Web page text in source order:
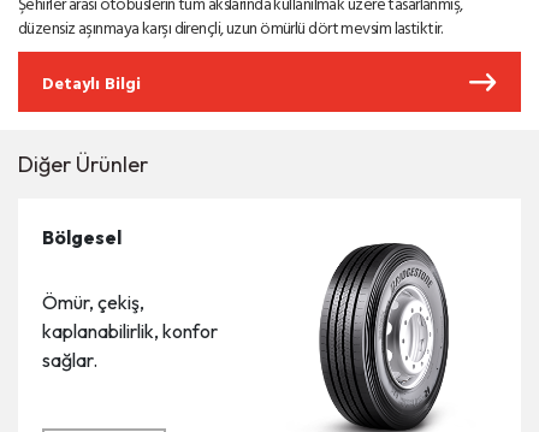
düzensiz aşınmaya karşı dirençli, uzun ömürlü dört mevsim lastiktir.
Detaylı Bilgi
Diğer Ürünler
Bölgesel
Ömür, çekiş,
kaplanabilirlik, konfor
sağlar.